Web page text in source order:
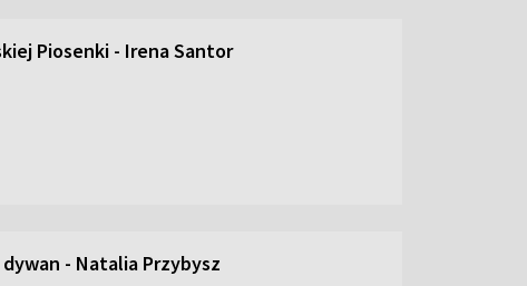
Piosenki - Irena Santor
- Natalia Przybysz